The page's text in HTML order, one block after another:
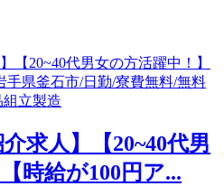
求人】【20~40代男
時給が100円ア...